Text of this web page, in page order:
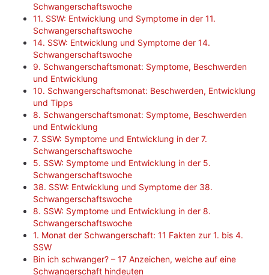
Schwangerschaftswoche
11. SSW: Entwicklung und Symptome in der 11.
Schwangerschaftswoche
14. SSW: Entwicklung und Symptome der 14.
Schwangerschaftswoche
9. Schwangerschaftsmonat: Symptome, Beschwerden
und Entwicklung
10. Schwangerschaftsmonat: Beschwerden, Entwicklung
und Tipps
8. Schwangerschaftsmonat: Symptome, Beschwerden
und Entwicklung
7. SSW: Symptome und Entwicklung in der 7.
Schwangerschaftswoche
5. SSW: Symptome und Entwicklung in der 5.
Schwangerschaftswoche
38. SSW: Entwicklung und Symptome der 38.
Schwangerschaftswoche
8. SSW: Symptome und Entwicklung in der 8.
Schwangerschaftswoche
1. Monat der Schwangerschaft: 11 Fakten zur 1. bis 4.
SSW
Bin ich schwanger? – 17 Anzeichen, welche auf eine
Schwangerschaft hindeuten